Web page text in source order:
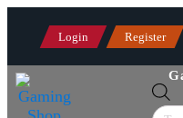
Login Register